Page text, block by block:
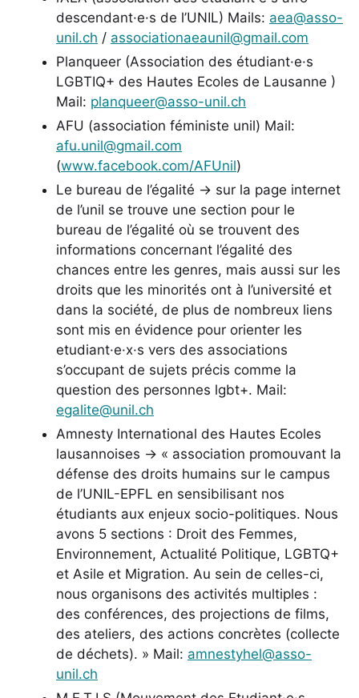
descendant·e·s de l’UNIL) Mails: aea@asso-
unil.ch / associationaeaunil@gmail.com
Planqueer (Association des étudiant·e·s
LGBTIQ+ des Hautes Ecoles de Lausanne )
Mail: planqueer@asso-unil.ch
AFU (association féministe unil) Mail:
afu.unil@gmail.com
(www.facebook.com/AFUnil)
Le bureau de l’égalité -> sur la page internet
de l’unil se trouve une section pour le
bureau de l’égalité où se trouvent des
informations concernant l’égalité des
chances entre les genres, mais aussi sur les
droits que les minorités ont à l’université et
dans la société, de plus de nombreux liens
sont mis en évidence pour orienter les
etudiant·e·x·s vers des associations
s’occupant de sujets précis comme la
question des personnes lgbt+. Mail:
egalite@unil.ch
Amnesty International des Hautes Ecoles
lausannoises -> « association promouvant la
défense des droits humains sur le campus
de l’UNIL-EPFL en sensibilisant nos
étudiants aux enjeux socio-politiques. Nous
avons 5 sections : Droit des Femmes,
Environnement, Actualité Politique, LGBTQ+
et Asile et Migration. Au sein de celles-ci,
nous organisons des activités multiples :
des conférences, des projections de films,
des ateliers, des actions concrètes (collecte
de déchets). » Mail: amnestyhel@asso-
unil.ch